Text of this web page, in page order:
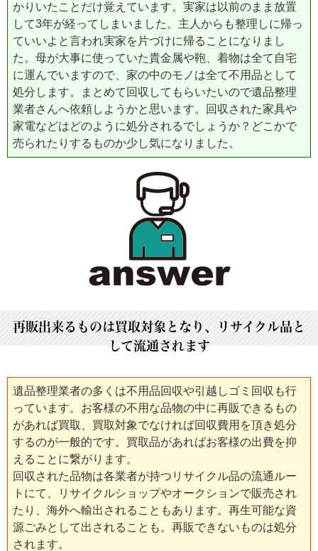
かりいたことだけ覚えています。実家は以前のまま放置
して3年が経ってしまいました。主人からも整理しに帰っ
ていいよと言われ実家を片づけに帰ることになりまし
た。母が大事に使っていた貴金属や鞄、着物は全て自宅
に運んでいますので、家の中のモノは全て不用品として
処分します。まとめて回収してもらいたいので遺品整理
業者さんへ依頼しようかと思います。回収された家具や
家電などはどのように処分されるでしょうか？どこかで
売られたりするものか少し気になりました。
再販出来るものは買取対象となり、リサイクル品と
して流通されます
遺品整理業者の多くは不用品回収や引越しゴミ回収も行
っています。お客様の不用な品物の中に再販できるもの
があれば買取、買取対象でなければ回収費用を頂き処分
するのが一般的です。買取品があればお客様の出費を抑
えることに繋がります。
回収された品物は各業者が持つリサイクル品の流通ルー
トにて、リサイクルショップやオークションで販売され
たり、海外へ輸出されることもあります。再生可能な資
源ごみとして出されることも。再販できないものは処分
されます。